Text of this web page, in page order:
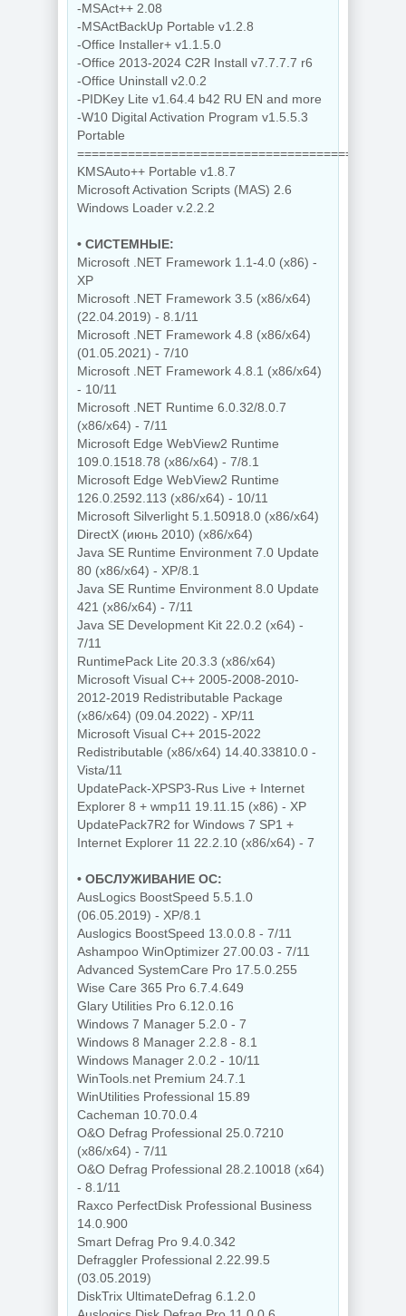
-MSAct++ 2.08
-MSActBackUp Portable v1.2.8
-Office Installer+ v1.1.5.0
-Office 2013-2024 C2R Install v7.7.7.7 r6
-Office Uninstall v2.0.2
-PIDKey Lite v1.64.4 b42 RU EN and more
-W10 Digital Activation Program v1.5.5.3
Portable
KMSAuto++ Portable v1.8.7
Microsoft Activation Scripts (MAS) 2.6
Windows Loader v.2.2.2
• СИСТЕМНЫЕ:
Microsoft .NET Framework 1.1-4.0 (x86) -
XP
Microsoft .NET Framework 3.5 (x86/x64)
(22.04.2019) - 8.1/11
Microsoft .NET Framework 4.8 (x86/x64)
(01.05.2021) - 7/10
Microsoft .NET Framework 4.8.1 (x86/x64)
- 10/11
Microsoft .NET Runtime 6.0.32/8.0.7
(x86/x64) - 7/11
Microsoft Edge WebView2 Runtime
109.0.1518.78 (x86/x64) - 7/8.1
Microsoft Edge WebView2 Runtime
126.0.2592.113 (x86/x64) - 10/11
Microsoft Silverlight 5.1.50918.0 (x86/x64)
DirectX (июнь 2010) (x86/x64)
Java SE Runtime Environment 7.0 Update
80 (x86/x64) - XP/8.1
Java SE Runtime Environment 8.0 Update
421 (x86/x64) - 7/11
Java SE Development Kit 22.0.2 (x64) -
7/11
RuntimePack Lite 20.3.3 (x86/x64)
Microsoft Visual C++ 2005-2008-2010-
2012-2019 Redistributable Package
(x86/x64) (09.04.2022) - XP/11
Microsoft Visual C++ 2015-2022
Redistributable (x86/x64) 14.40.33810.0 -
Vista/11
UpdatePack-XPSP3-Rus Live + Internet
Explorer 8 + wmp11 19.11.15 (x86) - XP
UpdatePack7R2 for Windows 7 SP1 +
Internet Explorer 11 22.2.10 (x86/x64) - 7
• ОБСЛУЖИВАНИЕ ОС:
AusLogics BoostSpeed 5.5.1.0
(06.05.2019) - XP/8.1
Auslogics BoostSpeed 13.0.0.8 - 7/11
Ashampoo WinOptimizer 27.00.03 - 7/11
Advanced SystemCare Pro 17.5.0.255
Wise Care 365 Pro 6.7.4.649
Glary Utilities Pro 6.12.0.16
Windows 7 Manager 5.2.0 - 7
Windows 8 Manager 2.2.8 - 8.1
Windows Manager 2.0.2 - 10/11
WinTools.net Premium 24.7.1
WinUtilities Professional 15.89
Cacheman 10.70.0.4
O&O Defrag Professional 25.0.7210
(x86/x64) - 7/11
O&O Defrag Professional 28.2.10018 (x64)
- 8.1/11
Raxco PerfectDisk Professional Business
14.0.900
Smart Defrag Pro 9.4.0.342
Defraggler Professional 2.22.99.5
(03.05.2019)
DiskTrix UltimateDefrag 6.1.2.0